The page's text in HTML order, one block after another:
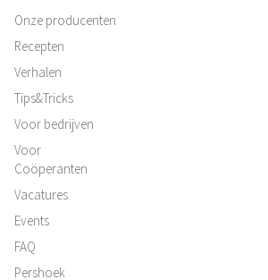
Onze producenten
Recepten
Verhalen
Tips&Tricks
Voor bedrijven
Voor
Coöperanten
Vacatures
Events
FAQ
Pershoek